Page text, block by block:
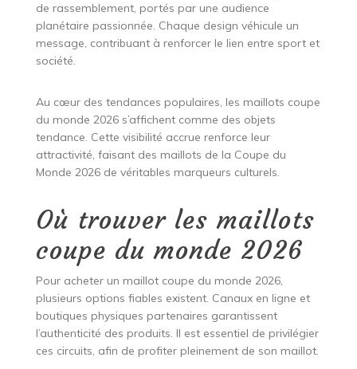
de rassemblement, portés par une audience
planétaire passionnée. Chaque design véhicule un
message, contribuant à renforcer le lien entre sport et
société.
Au cœur des tendances populaires, les maillots coupe
du monde 2026 s’affichent comme des objets
tendance. Cette visibilité accrue renforce leur
attractivité, faisant des maillots de la Coupe du
Monde 2026 de véritables marqueurs culturels.
Où trouver les maillots
coupe du monde 2026
Pour acheter un maillot coupe du monde 2026,
plusieurs options fiables existent. Canaux en ligne et
boutiques physiques partenaires garantissent
l’authenticité des produits. Il est essentiel de privilégier
ces circuits, afin de profiter pleinement de son maillot.